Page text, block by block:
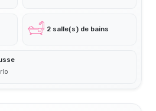
2 salle(s) de bains